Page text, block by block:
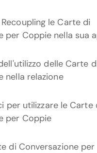
le Carte di
per Coppie nella sua
delle Carte
nella relazione
per utilizzare le Carte
per Coppie
di Conversazione per